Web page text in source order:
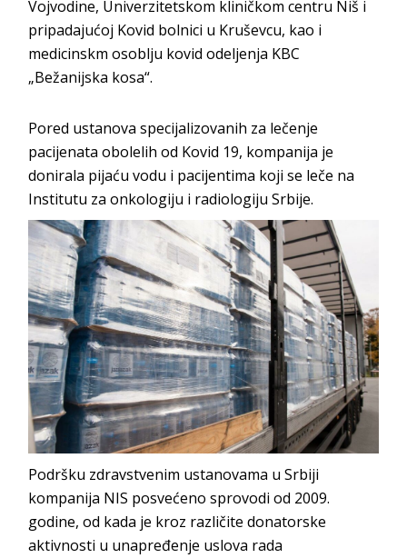
Vojvodine, Univerzitetskom kliničkom centru Niš i
pripadajućoj Kovid bolnici u Kruševcu, kao i
medicinskm osoblju kovid odeljenja KBC
„Bežanijska kosa“.
Pored ustanova specijalizovanih za lečenje
pacijenata obolelih od Kovid 19, kompanija je
donirala pijaću vodu i pacijentima koji se leče na
Institutu za onkologiju i radiologiju Srbije.
Podršku zdravstvenim ustanovama u Srbiji
kompanija NIS posvećeno sprovodi od 2009.
godine, od kada je kroz različite donatorske
aktivnosti u unapređenje uslova rada